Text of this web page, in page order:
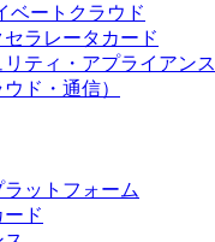
ベートクラウド
ラレータカード
ティ・アプライアンス
ド・通信）
ットフォーム
ド